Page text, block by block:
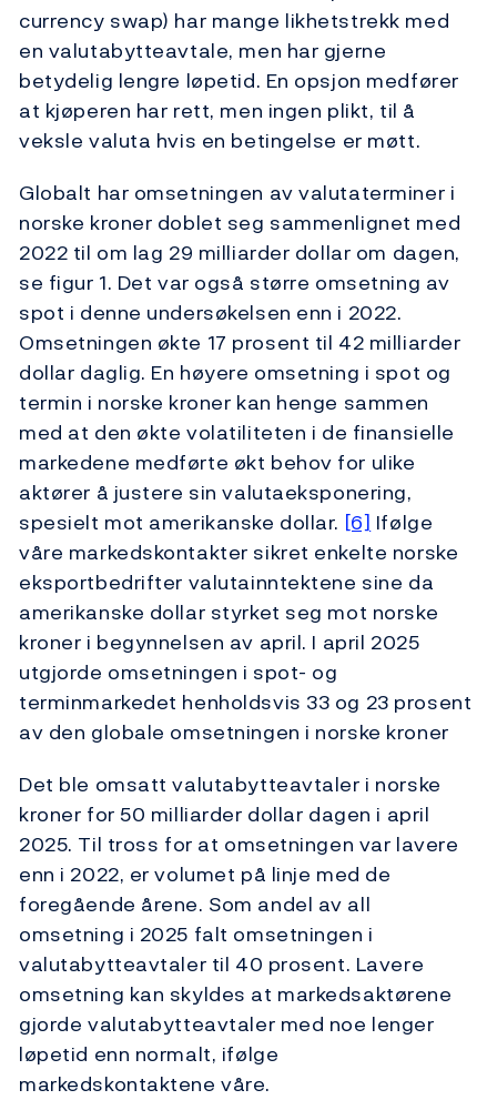
currency swap) har mange likhetstrekk med
en valutabytteavtale, men har gjerne
betydelig lengre løpetid. En opsjon medfører
at kjøperen har rett, men ingen plikt, til å
veksle valuta hvis en betingelse er møtt.
Globalt har omsetningen av valutaterminer i
norske kroner doblet seg sammenlignet med
2022 til om lag 29 milliarder dollar om dagen,
se figur 1. Det var også større omsetning av
spot i denne undersøkelsen enn i 2022.
Omsetningen økte 17 prosent til 42 milliarder
dollar daglig. En høyere omsetning i spot og
termin i norske kroner kan henge sammen
med at den økte volatiliteten i de finansielle
markedene medførte økt behov for ulike
aktører å justere sin valutaeksponering,
spesielt mot amerikanske dollar. [6] Ifølge
våre markedskontakter sikret enkelte norske
eksportbedrifter valutainntektene sine da
amerikanske dollar styrket seg mot norske
kroner i begynnelsen av april. I april 2025
utgjorde omsetningen i spot- og
terminmarkedet henholdsvis 33 og 23 prosent
av den globale omsetningen i norske kroner
Det ble omsatt valutabytteavtaler i norske
kroner for 50 milliarder dollar dagen i april
2025. Til tross for at omsetningen var lavere
enn i 2022, er volumet på linje med de
foregående årene. Som andel av all
omsetning i 2025 falt omsetningen i
valutabytteavtaler til 40 prosent. Lavere
omsetning kan skyldes at markedsaktørene
gjorde valutabytteavtaler med noe lenger
løpetid enn normalt, ifølge
markedskontaktene våre.